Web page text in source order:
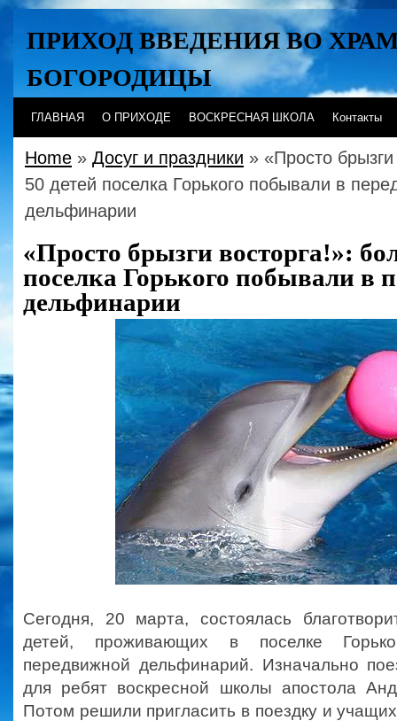
ПРИХОД ВВЕДЕНИЯ ВО
БОГОРОДИЦЫ
Хабаровск
ГЛАВНАЯ О ПРИХОДЕ ВОСКРЕСНАЯ ШКОЛА Контакты
Home » Досуг и праздники » «Просто
50 детей поселка Горького побывали в
дельфинарии
«Просто брызги восторга!»:
поселка Горького побывали в
дельфинарии
Сегодня, 20 марта, состоялась
детей, проживающих в поселке
передвижной дельфинарий. Изначально
для ребят воскресной школы апостола
Потом решили пригласить в поездку и